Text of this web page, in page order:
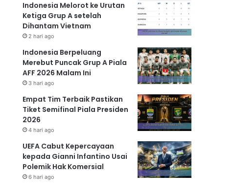
Indonesia Melorot ke Urutan
Ketiga Grup A setelah
Dihantam Vietnam
2 hari ago
Indonesia Berpeluang
Merebut Puncak Grup A Piala
AFF 2026 Malam Ini
3 hari ago
Empat Tim Terbaik Pastikan
Tiket Semifinal Piala Presiden
2026
4 hari ago
UEFA Cabut Kepercayaan
kepada Gianni Infantino Usai
Polemik Hak Komersial
6 hari ago